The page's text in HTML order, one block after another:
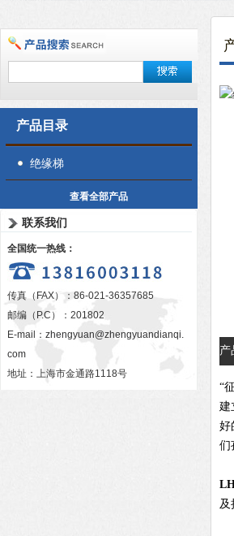
产品目录
绝缘梯
查看全部产品
联系我们
全国统一热线：
传真（FAX）：86-021-36357685
邮编（P.C）：201802
E-mail： zhengyuan@zhengyuandianqi.
com
地址：上海市金通路1118号
产
“
建
好
们
及